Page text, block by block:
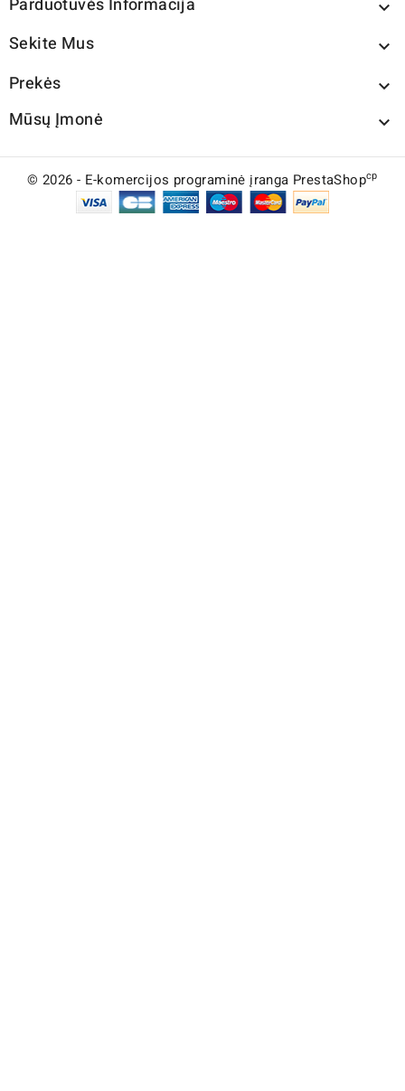

Sekite Mus 
Prekės 
Mūsų Įmonė 
© 2026 - E-komercijos programinė įranga PrestaShopcp